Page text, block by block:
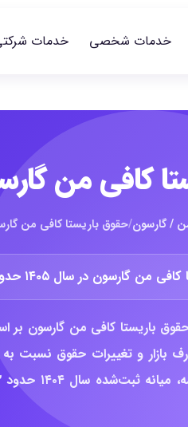
خدمات شخصی خدمات
کافی من
/ گارسون/حقوق باریستا کافی من
من گارسون در سال ۱۴۰۵ حدود